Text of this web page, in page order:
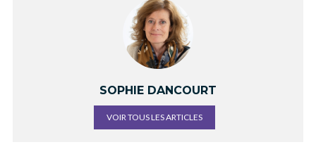
SOPHIE DANCOURT
VOIR TOUS LES ARTICLES